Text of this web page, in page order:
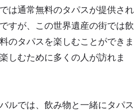
は通常無料のタパスが提供され
すが、この世界遺産の街では飲
のタパスを楽しむことができま
しむために多くの人が訪れま
ルでは、飲み物と一緒にタパス